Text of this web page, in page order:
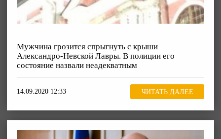
Мужчина грозится спрыгнуть с крыши
Александро-Невской Лавры. В полиции его
состояние назвали неадекватным
14.09.2020 12:33 ЧИТАТЬ ДАЛЕЕ